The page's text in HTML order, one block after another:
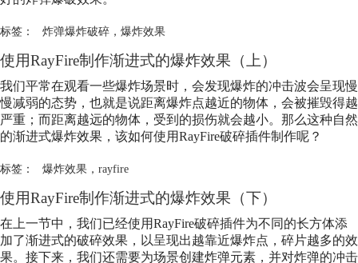
标签： 炸弹爆炸破碎， 爆炸效果
使用RayFire制作渐进式的爆炸效果 （上）
我们平常在观看一些爆炸场景时，会发现爆炸的冲击波会呈现慢
慢减弱的态势，也就是说距离爆炸点越近的物体，会被摧毁得越
严重；而距离越远的物体，受到的损伤就会越小。那么这种自然
的渐进式爆炸效果 ，该如何使用RayFire破碎插件制作呢？
标签： 爆炸效果， rayfire
使用RayFire制作渐进式的爆炸效果 （下）
在上一节中，我们已经使用RayFire破碎插件为不同的长方体添
加了渐进式的破碎效果，以呈现出越靠近爆炸点，碎片越多的效
果。接下来，我们还需要为场景创建炸弹元素，并对炸弹的冲击